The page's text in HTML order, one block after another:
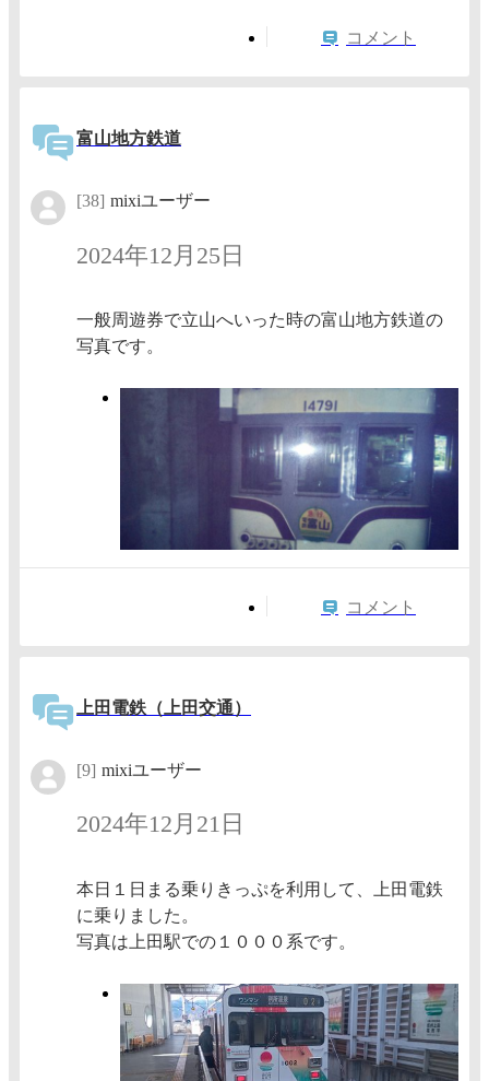
コメント
富山地方鉄道
[38] mixiユーザー
2024年12月25日
一般周遊券で立山へいった時の富山地方鉄道の
写真です。
コメント
上田電鉄（上田交通）
[9] mixiユーザー
2024年12月21日
本日１日まる乗りきっぷを利用して、上田電鉄
に乗りました。
写真は上田駅での１０００系です。